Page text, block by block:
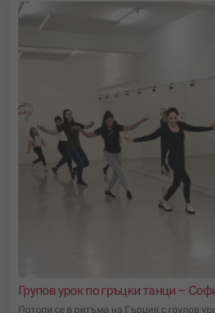
създава незабравими спомени.
Подходящ за начинаещи и
избор за:
Рожден ден или специален повод
Изненада за любим човек
Забавно хоби с приятели
Подарък за двама
Избери танцов урок от Gifto.bg и
ритъм и щастие!
Групов урок по гръцки танци –
Потопи се в ритъма на Гърция с групов